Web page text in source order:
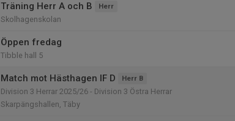
Träning Herr A och B Herr
Skolhagenskolan
Öppen fredag
Tibble hall 5
Match mot Hästhagen IF D Herr B
Division 3 Herrar 2025/26 - Division 3 Östra Herrar
Skarpängshallen, Täby